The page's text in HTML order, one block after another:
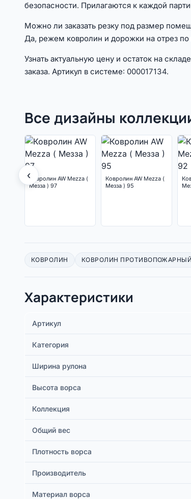
безопасности. Прилагаются к каждой
Можно ли заказать резку под размер
Да, режем ковролин и дорожки на отрез
Узнать актуальную цену и остаток на
заказа. Артикул в системе: 000017134.
Все дизайны
Ковролин AW Mezza (
Мезза ) 97
Ковролин AW Mezza (
Мезза ) 95
‹
КОВРОЛИН КОВРОЛИН
Характеристики
Артикул
Категория
Ширина рулона
Высота ворса
Коллекция
Общий вес
Плотность ворса
Производитель
Материал ворса